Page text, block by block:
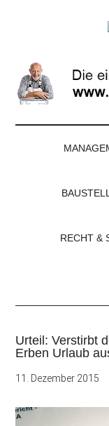
Magazin
für
Maler
und
RECHT &
Urteil: Verstirbt
Erben Urlaub
11. Dezember 2015